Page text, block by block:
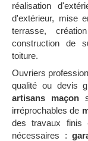
réalisation
d'extérieur, mise
terrasse,
construction de
toiture.
Ouvriers
qualité ou devis
artisans maçon
irréprochables de
des travaux finis
nécessaires :